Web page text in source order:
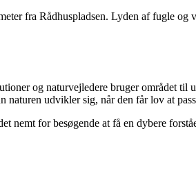
fra Rådhuspladsen. Lyden af fugle
og naturvejledere bruger området
udvikler sig, når den får lov at
for besøgende at få en dybere